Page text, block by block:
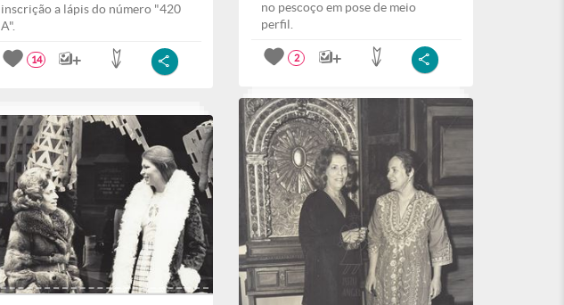
inscrição a lápis do número "420
A".
14
no pescoço em pose de meio
perfil.
2